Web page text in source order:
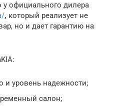
официального дилера
, который реализует не
но и дает гарантию на
и уровень надежности;
салон;